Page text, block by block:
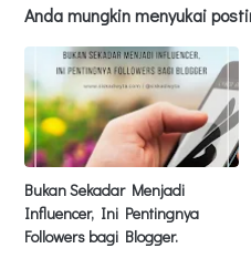
Anda mungkin menyukai
Bukan Sekadar Menjadi
Influencer, Ini Pentingnya
Followers bagi Blogger.